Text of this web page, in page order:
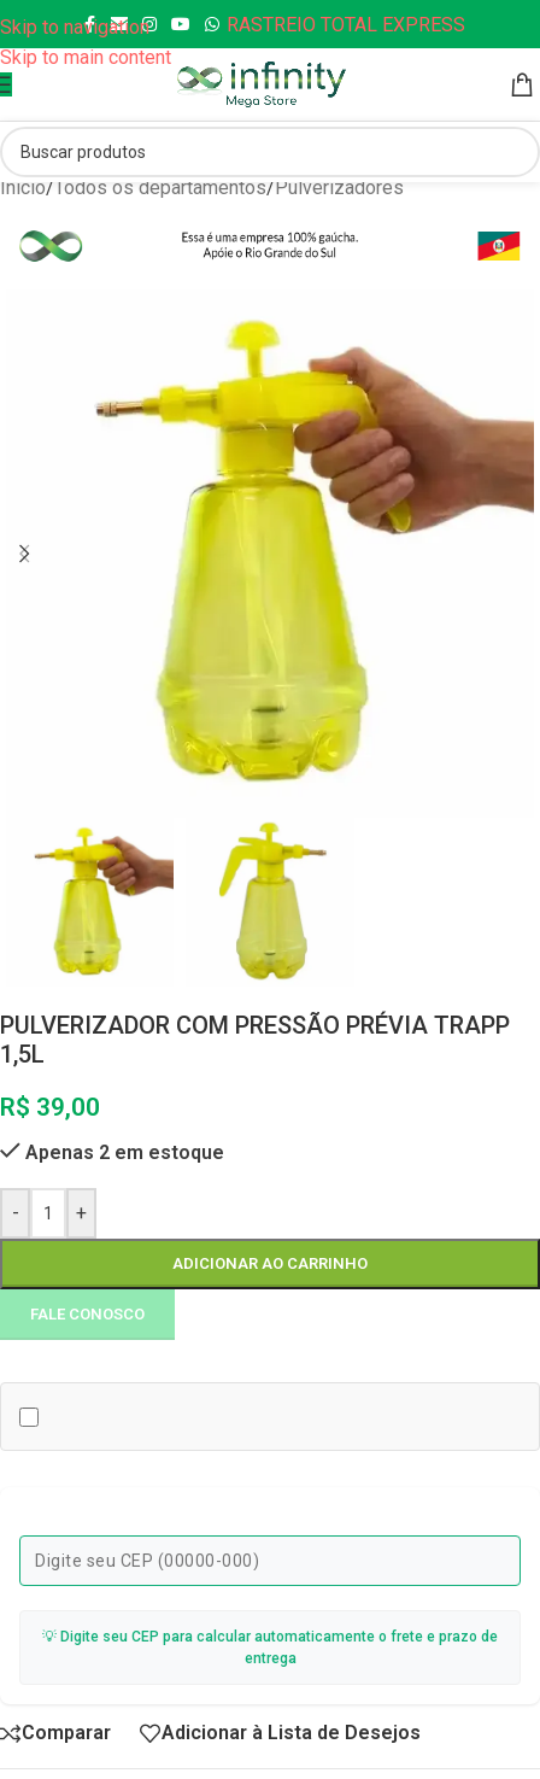
Skip to navigation
Skip to main content
RASTREIO TOTAL EXPRESS
Início/ Todos os departamentos/Pulverizadores
PULVERIZADOR COM PRESSÃO PRÉVIA TRAPP
1,5L
R$ 39,00
Apenas 2 em estoque
- +
ADICIONAR AO CARRINHO
FALE CONOSCO
💡 Digite seu CEP para calcular automaticamente o frete e prazo de
entrega
Comparar Adicionar à Lista de Desejos